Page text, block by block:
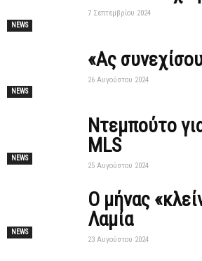
NEWS
7 Σεπτεμβρίου 2024
NEWS
«Ας
26 Αυγούστου 2024
NEWS
Ντεμπούτο
MLS
25 Αυγούστου 2024
NEWS
Ο μήνας
Λαμία
23 Αυγούστου 2024